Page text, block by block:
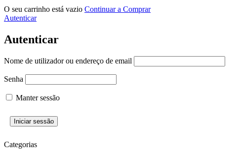
O seu carrinho está vazio Continuar a Comprar
Autenticar
Autenticar
Nome de utilizador ou endereço de email
Senha
Manter sessão
Categorias